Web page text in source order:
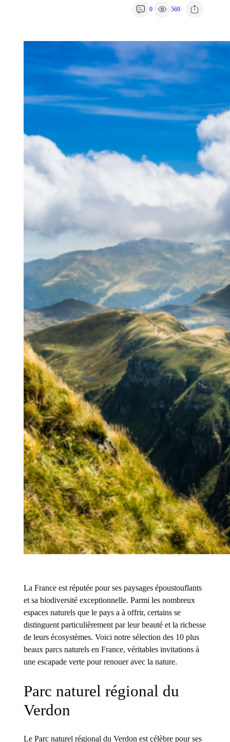
0 569/
La France est réputée pour ses paysages époustouflants
et sa biodiversité exceptionnelle. Parmi les nombreux
espaces naturels que le pays a à offrir, certains se
distinguent particulièrement par leur beauté et la richesse
de leurs écosystèmes. Voici notre sélection des 10 plus
beaux parcs naturels en France, véritables invitations à
une escapade verte pour renouer avec la nature.
Parc naturel régional du
Verdon
Le Parc naturel régional du Verdon est célèbre pour ses